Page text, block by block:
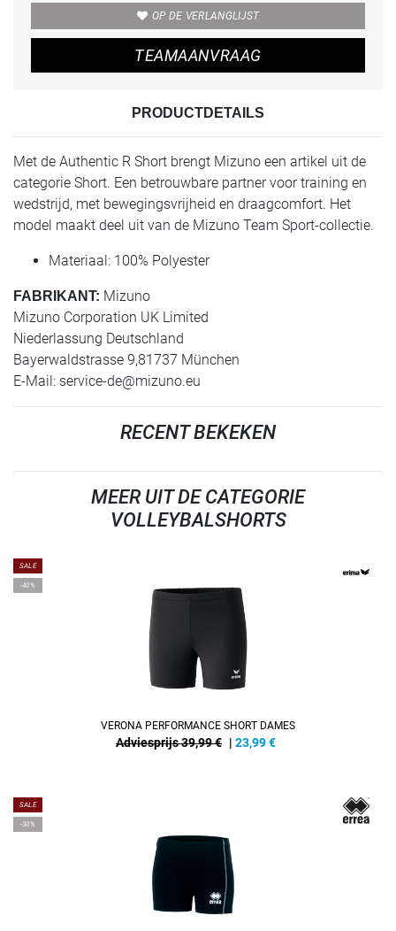
OP DE VERLANGLIJST
TEAMAANVRAAG
PRODUCTDETAILS
Met de Authentic R Short brengt Mizuno een artikel uit de
categorie Short. Een betrouwbare partner voor training en
wedstrijd, met bewegingsvrijheid en draagcomfort. Het
model maakt deel uit van de Mizuno Team Sport-collectie.
Materiaal: 100% Polyester
FABRIKANT: Mizuno
Mizuno Corporation UK Limited
Niederlassung Deutschland
Bayerwaldstrasse 9,81737 München
E-Mail: service-de@mizuno.eu
RECENT BEKEKEN
MEER UIT DE CATEGORIE
VOLLEYBALSHORTS
SALE
-40%
VERONA PERFORMANCE SHORT DAMES
Adviesprijs 39,99 € | 23,99€
SALE
-30%